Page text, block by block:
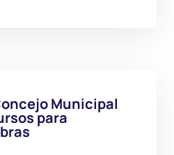
Municipal
para